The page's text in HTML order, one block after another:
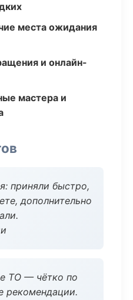
места ожидания
и онлайн-
мастера и
приняли быстро,
дополнительно
ТО — чётко по
рекомендации.